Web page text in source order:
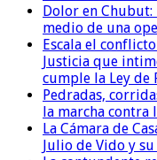
Dolor en
medio de una
Escala el
Justicia que
cumple la Ley de
Pedradas,
la marcha contra
La Cámara de
Julio de Vido y